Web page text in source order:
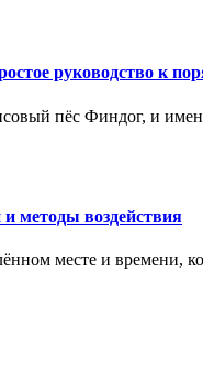
руководство к
пёс Финдог, и
методы воздействия
месте и времени,